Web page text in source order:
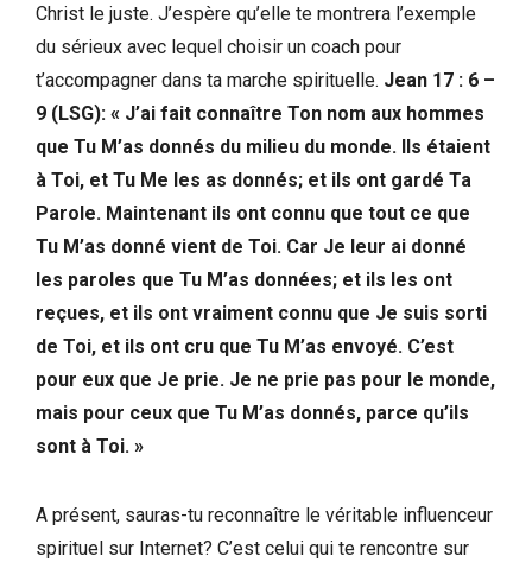
Christ le juste. J’espère qu’elle te montrera l’exemple
du sérieux avec lequel choisir un coach pour
t’accompagner dans ta marche spirituelle. Jean 17 : 6 –
9 (LSG): « J’ai fait connaître Ton nom aux hommes
que Tu M’as donnés du milieu du monde. Ils étaient
à Toi, et Tu Me les as donnés; et ils ont gardé Ta
Parole. Maintenant ils ont connu que tout ce que
Tu M’as donné vient de Toi. Car Je leur ai donné
les paroles que Tu M’as données; et ils les ont
reçues, et ils ont vraiment connu que Je suis sorti
de Toi, et ils ont cru que Tu M’as envoyé. C’est
pour eux que Je prie. Je ne prie pas pour le monde,
mais pour ceux que Tu M’as donnés, parce qu’ils
sont à Toi. »
A présent, sauras-tu reconnaître le véritable influenceur
spirituel sur Internet? C’est celui qui te rencontre sur